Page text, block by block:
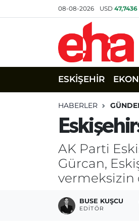
08-08-2026 USD47,7436
ESKİŞEHİR
HABERLER
AK Parti
Gürcan,
vermeksizin
BUSE KUŞCU
EDITÖR